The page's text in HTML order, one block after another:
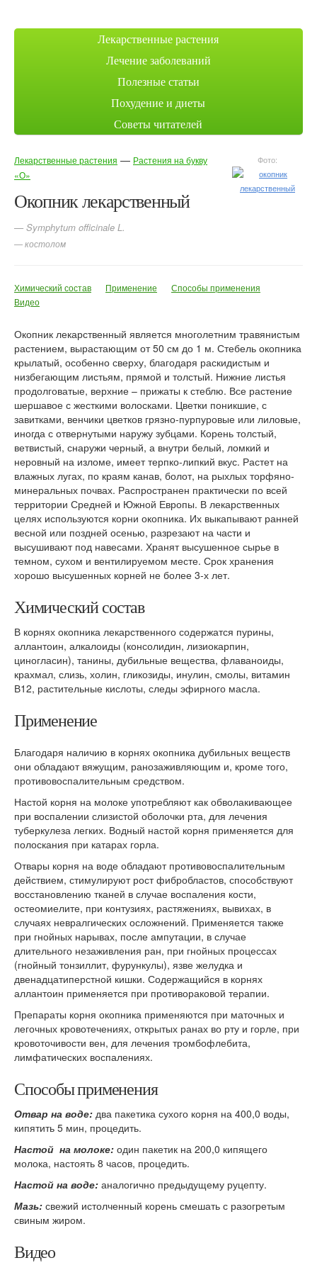
Лекарственные растения
Лечение заболеваний
Полезные статьи
Похудение и диеты
Советы читателей
Фото:
Лекарственные растения — Растения на букву
«О»
Окопник лекарственный
— Symphytum officinale L.
— костолом
Химический состав Применение
Способы применения
Видео
Окопник лекарственный является многолетним травянистым
растением, вырастающим от 50 см до 1 м. Стебель окопника
крылатый, особенно сверху, благодаря раскидистым и
низбегающим листьям, прямой и толстый. Нижние листья
продолговатые, верхние – прижаты к стеблю. Все растение
шершавое с жесткими волосками. Цветки поникшие, с
завитками, венчики цветков грязно-пурпуровые или лиловые,
иногда с отвернутыми наружу зубцами. Корень толстый,
ветвистый, снаружи черный, а внутри белый, ломкий и
неровный на изломе, имеет терпко-липкий вкус. Растет на
влажных лугах, по краям канав, болот, на рыхлых торфяно-
минеральных почвах. Распространен практически по всей
территории Средней и Южной Европы. В лекарственных
целях используются корни окопника. Их выкапывают ранней
весной или поздней осенью, разрезают на части и
высушивают под навесами. Хранят высушенное сырье в
темном, сухом и вентилируемом месте. Срок хранения
хорошо высушенных корней не более 3-х лет.
Химический состав
В корнях окопника лекарственного содержатся пурины,
аллантоин, алкалоиды (консолидин, лизиокарпин,
циногласин), танины, дубильные вещества, флаваноиды,
крахмал, слизь, холин, гликозиды, инулин, смолы, витамин
В12, растительные кислоты, следы эфирного масла.
Применение
Благодаря наличию в корнях окопника дубильных веществ
они обладают вяжущим, ранозаживляющим и, кроме того,
противовоспалительным средством.
Настой корня на молоке употребляют как обволакивающее
при воспалении слизистой оболочки рта, для лечения
туберкулеза легких. Водный настой корня применяется для
полоскания при катарах горла.
Отвары корня на воде обладают противовоспалительным
действием, стимулируют рост фибробластов, способствуют
восстановлению тканей в случае воспаления кости,
остеомиелите, при контузиях, растяжениях, вывихах, в
случаях невралгических осложнений. Применяется также
при гнойных нарывах, после ампутации, в случае
длительного незаживления ран, при гнойных процессах
(гнойный тонзиллит, фурункулы), язве желудка и
двенадцатиперстной кишки. Содержащийся в корнях
аллантоин применяется при противораковой терапии.
Препараты корня окопника применяются при маточных и
легочных кровотечениях, открытых ранах во рту и горле, при
кровоточивости вен, для лечения тромбофлебита,
лимфатических воспалениях.
Способы применения
Отвар на воде: два пакетика сухого корня на 400,0 воды,
кипятить 5 мин, процедить.
Настой на молоке: один пакетик на 200,0 кипящего
молока, настоять 8 часов, процедить.
Настой на воде: аналогично предыдущему руцепту.
Мазь: свежий истолченный корень смешать с разогретым
свиным жиром.
Видео